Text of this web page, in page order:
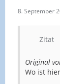
8. September
Zitat
Original
Wo ist